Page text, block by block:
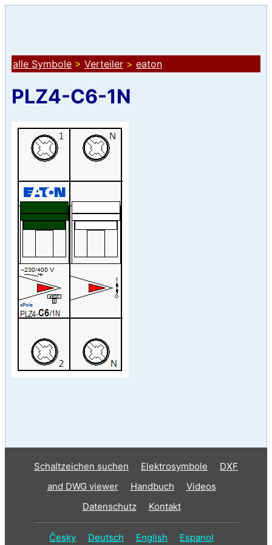
alle Symbole > Verteiler > eaton
PLZ4-C6-1N
Schaltzeichen suchen Elektrosymbole
DXF
and DWG viewer
Handbuch
Videos
Datenschutz
Kontakt
Česky Deutsch English Espanol